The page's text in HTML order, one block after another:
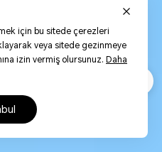
için bu sitede çerezleri
veya sitede gezinmeye
izin vermiş olursunuz. Daha